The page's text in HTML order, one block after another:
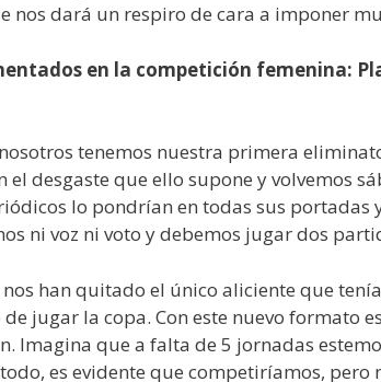
nos dará un respiro de cara a imponer
en la competición femenina:
tenemos nuestra primera
el desgaste que ello supone y volvemos
lo pondrían en todas sus
ni voz ni voto y debemos jugar dos
han quitado el único aliciente que
jugar la copa. Con este nuevo formato
Imagina que a falta de 5 jornadas
es evidente que competiríamos, pero